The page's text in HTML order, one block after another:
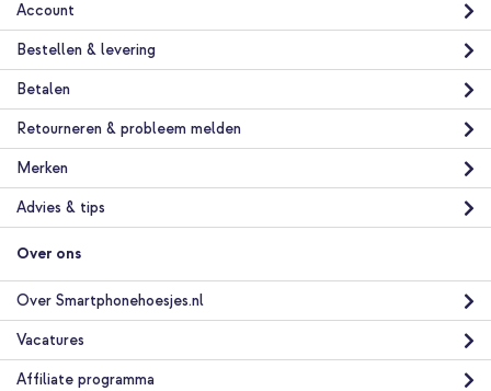
Account
Bestellen & levering
Betalen
Retourneren & probleem melden
Merken
Advies & tips
Over ons
Over Smartphonehoesjes.nl
Vacatures
Affiliate programma